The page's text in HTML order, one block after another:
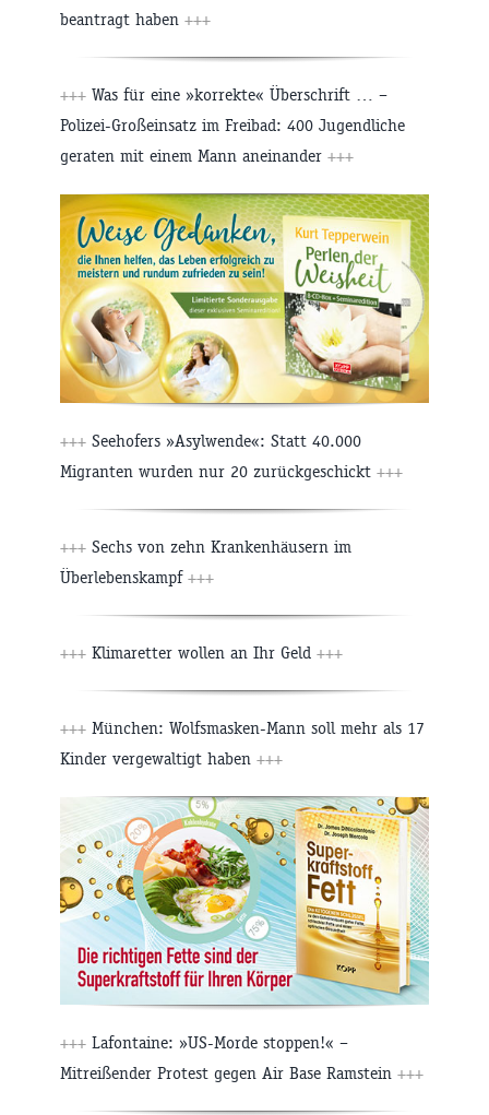
beantragt haben +++
+++ Was für eine »korrekte« Überschrift … –
Polizei-Großeinsatz im Freibad: 400 Jugendliche
geraten mit einem Mann aneinander +++
+++ Seehofers »Asylwende«: Statt 40.000
Migranten wurden nur 20 zurückgeschickt +++
+++ Sechs von zehn Krankenhäusern im
Überlebenskampf +++
+++ Klimaretter wollen an Ihr Geld +++
+++ München: Wolfsmasken-Mann soll mehr als 17
Kinder vergewaltigt haben +++
+++ Lafontaine: »US-Morde stoppen!« –
Mitreißender Protest gegen Air Base Ramstein +++